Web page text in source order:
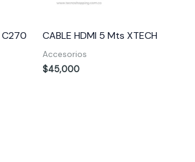
C270 CABLE HDMI 5 Mts XTECH
Accesorios
$45,000